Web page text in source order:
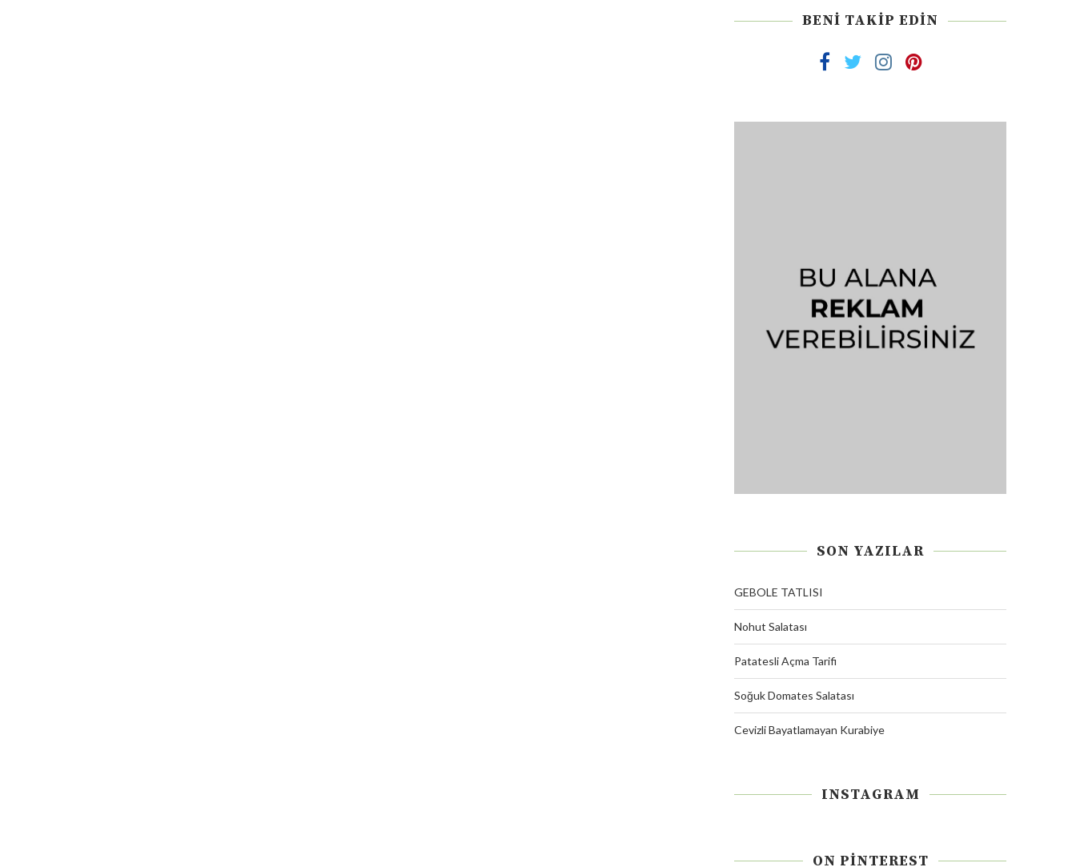
BENI TAKIP EDIN
SON YAZILAR
GEBOLE TATLISI
Nohut Salatası
Patatesli Açma Tarifi
Soğuk Domates Salatası
Cevizli Bayatlamayan Kurabiye
INSTAGRAM
ON PINTEREST